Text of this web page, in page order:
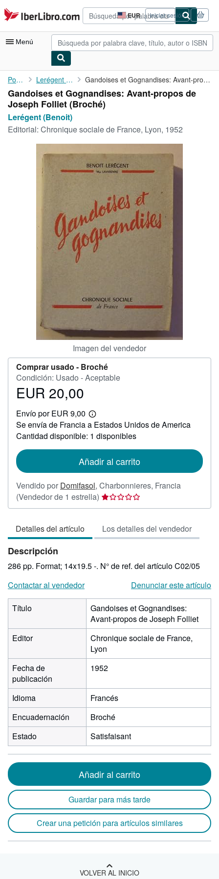
Pasar al contenido principal
IberLibro.com EUR
Preferencias
de
compra
del
Iniciar sesión
Menú
Mi cuenta
Consultar mis pedidos
Búsqueda avanzada
Colecciones
Arte y coleccionismo
CERRAR
Portada Lerégent (Benoit) Gandoises et Gognandises: Avant-propos de Joseph Folliet
Gandoises et Gognandises: Avant-propos de
Joseph Folliet (Broché)
Lerégent (Benoit)
Editorial: Chronique sociale de France, Lyon, 1952
Imagen del vendedor
Comprar usado - Broché
Condición: Usado - Aceptable
Precio
20,00
EUR 20,00
Envío por EUR 9,00
Más
información
sobre
las
envío
Se envía de Francia a Estados Unidos de America
Cantidad disponible: 1 disponibles
Añadir al carrito
Vendido por Domifasol, Charbonnieres, Francia
(Vendedor de 1 estrella) Calificación
del
1
de
estrellas
Detalles del artículo Los detalles del vendedor
Descripción
286 pp. Format; 14x19.5 -. N° de ref. del artículo C02/05
Contactar al vendedor
Denunciar este artículo
Título
Gandoises et Gognandises:
Avant-propos de Joseph Folliet
Editor
Chronique sociale de France,
Lyon
Fecha de
publicación
1952
Idioma
Francés
Encuadernación
Broché
Estado
Satisfaisant
Añadir al carrito
Guardar para más tarde
Crear una petición para artículos similares
VOLVER AL INICIO